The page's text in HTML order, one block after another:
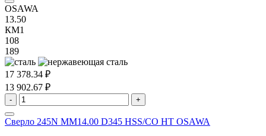
OSAWA
13.50
КМ1
108
189
17 378.34 ₽
13 902.67 ₽
- +
Сверло 245N MM14.00 D345 HSS/CO HT OSAWA